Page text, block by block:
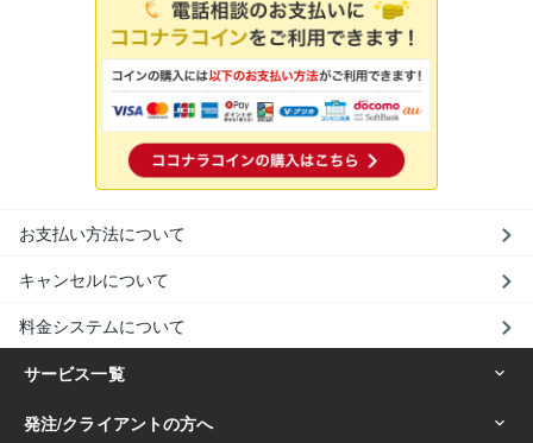
お支払い方法について
キャンセルについて
料金システムについて